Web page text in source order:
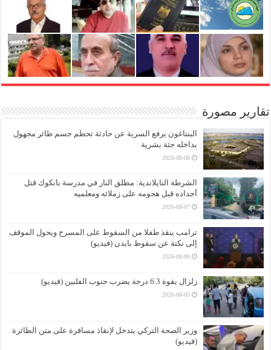
تقارير مصورة
البنتاغون يرفع السرية عن حادثة تحطم جسم طائر مجهول
بداخله جثة بشرية
2026-08-08
الشرطة التايلاندية: مطلق النار في مدرسة بانكوك قتل
أجداده قبل هجومه على زملائه ومعلميه
2026-08-07
ترامب ينقذ طفلا من السقوط على المسرح ويحول الموقف
إلى نكتة عن سقوط بايدن (فيديو)
2026-08-06
زلزال بقوة 6.3 درجة يضرب جنوب الفلبين (فيديو)
2026-08-05
وزير الصحة التركي يتدخل لإنقاذ مسافرة على متن الطائرة
(فيديو)